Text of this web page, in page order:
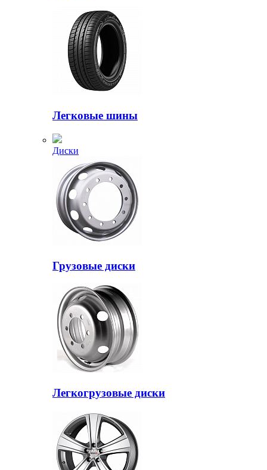
Легковые шины
Диски
Грузовые диски
Легкогрузовые диски